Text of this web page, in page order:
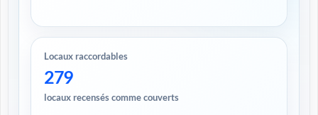
Locaux raccordables
279
locaux recensés comme couverts